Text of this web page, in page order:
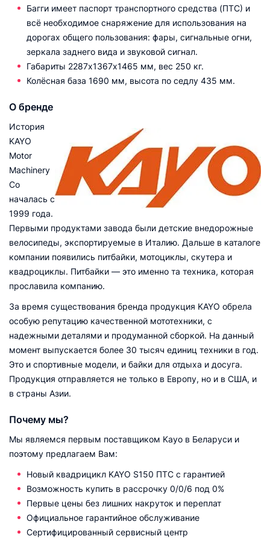
Багги имеет паспорт транспортного средства (ПТС) и
всё необходимое снаряжение для использования на
дорогах общего пользования: фары, сигнальные огни,
зеркала заднего вида и звуковой сигнал.
Габариты 2287х1367х1465 мм, вес 250 кг.
Колёсная база 1690 мм, высота по седлу 435 мм.
О бренде
История
KAYO
Motor
Machinery
Со
началась с
1999 года.
Первыми продуктами завода были детские внедорожные
велосипеды, экспортируемые в Италию. Дальше в каталоге
компании появились питбайки, мотоциклы, скутера и
квадроциклы. Питбайки — это именно та техника, которая
прославила компанию.
За время существования бренда продукция KAYO обрела
особую репутацию качественной мототехники, с
надежными деталями и продуманной сборкой. На данный
момент выпускается более 30 тысяч единиц техники в год.
Это и спортивные модели, и байки для отдыха и досуга.
Продукция отправляется не только в Европу, но и в США, и
в страны Азии.
Почему мы?
Мы являемся первым поставщиком Kayo в Беларуси и
поэтому предлагаем Вам:
Новый квадрицикл KAYO S150 ПТС с гарантией
Возможность купить в рассрочку 0/0/6 под 0%
Первые цены без лишних накруток и переплат
Официальное гарантийное обслуживание
Сертифицированный сервисный центр